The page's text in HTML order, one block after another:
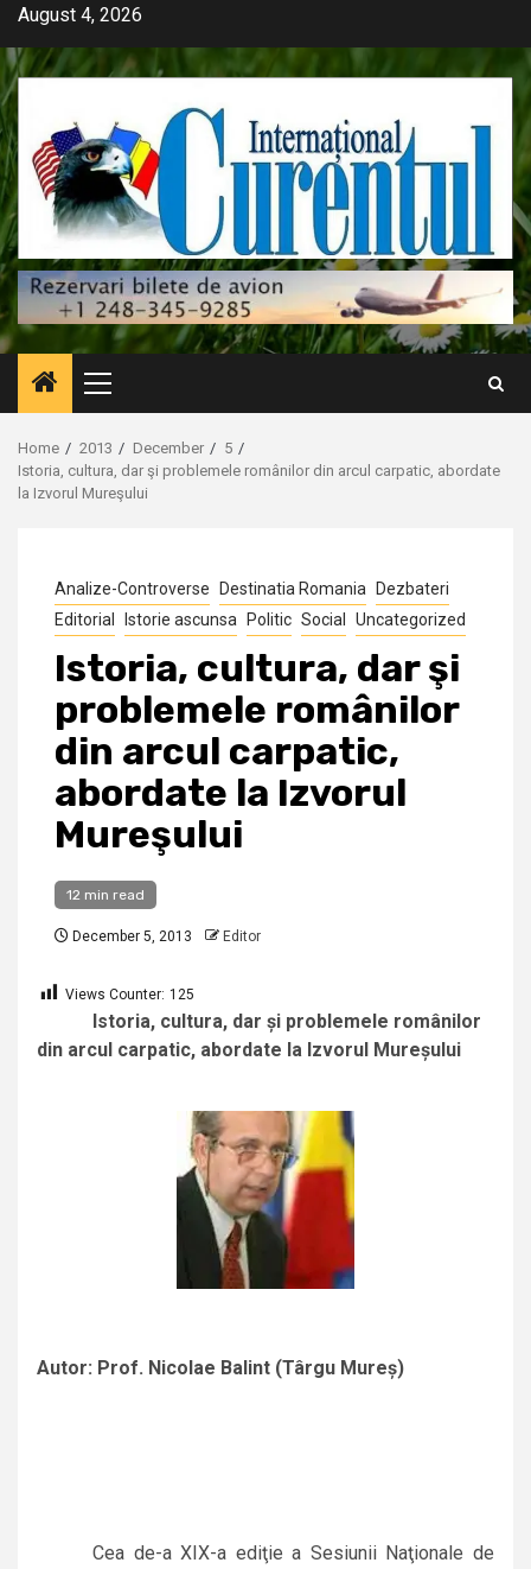
Skip
content
August 4, 2026
Primary
Menu
Home 2013 December
5
Istoria, cultura, dar şi problemele românilor din arcul carpatic, abordate
la Izvorul Mureşului
Analize-Controverse Destinatia Romania
Dezbateri
Editorial
Istorie ascunsa Politic Social Uncategorized
Istoria, cultura, dar şi
problemele românilor
din arcul carpatic,
abordate la Izvorul
Mureşului
12 min read
December 5, 2013 Editor
Views Counter: 125
Istoria, cultura, dar şi problemele românilor
din arcul carpatic, abordate la Izvorul Mureşului
Autor: Prof. Nicolae Balint (Târgu Mureş)
Cea de-a XIX-a ediţie a Sesiunii Naţionale de